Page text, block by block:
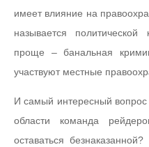
имеет влияние на
называется
проще – банальная
участвуют местные
И самый интересный вопрос
области команда
оставаться